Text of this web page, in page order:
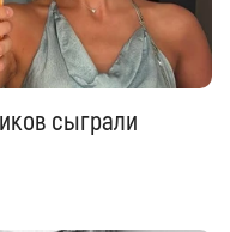
сыграли